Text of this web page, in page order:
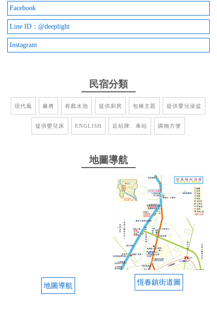
今天二天一夜住的民宿環境優良，娛樂項目齊全，有
麻將，積木、ktv、游泳池、投影機，客廳有沙發和懶
骨頭，房間整齊乾淨，樓中樓很漂亮，洗髮精跟沐浴
乳很香，也有在賣。很適合一群朋友過來玩，推薦給
2024-08-10 10:02:14
這次跟家人一起來日造的深光民宿入住一晚，當天大
居然有室內游泳池！讓我們不用再租車到海邊也可以
在民宿內玩水，泳池很乾淨旁邊還有小花小草點綴，
真的蠻愜意的。 他們的娛樂設施也相當豐富，晚上在
附近吃完晚餐後回到民宿坐在沙發上跟家人一起玩桌
遊和積木抽抽樂，讓我們在民宿中不會沒有事情做，
也讓原本在都市生活的我們能夠來到美麗的恆春，放
下手上的電子產品，享受這裡的人文風情。
from google
隔音很好，竟然還有 Marshall 音響可以拿來播音樂，
Facebook
Line ID：@deeplight
Instagram
民宿分類
現代風 麻將 有戲水池 提供廚房 包棟主題 提供嬰兒澡盆
提供嬰兒床 ENGLISH 近站牌、車站 購物方便
地圖導航
地圖導航 恆春鎮街道圖